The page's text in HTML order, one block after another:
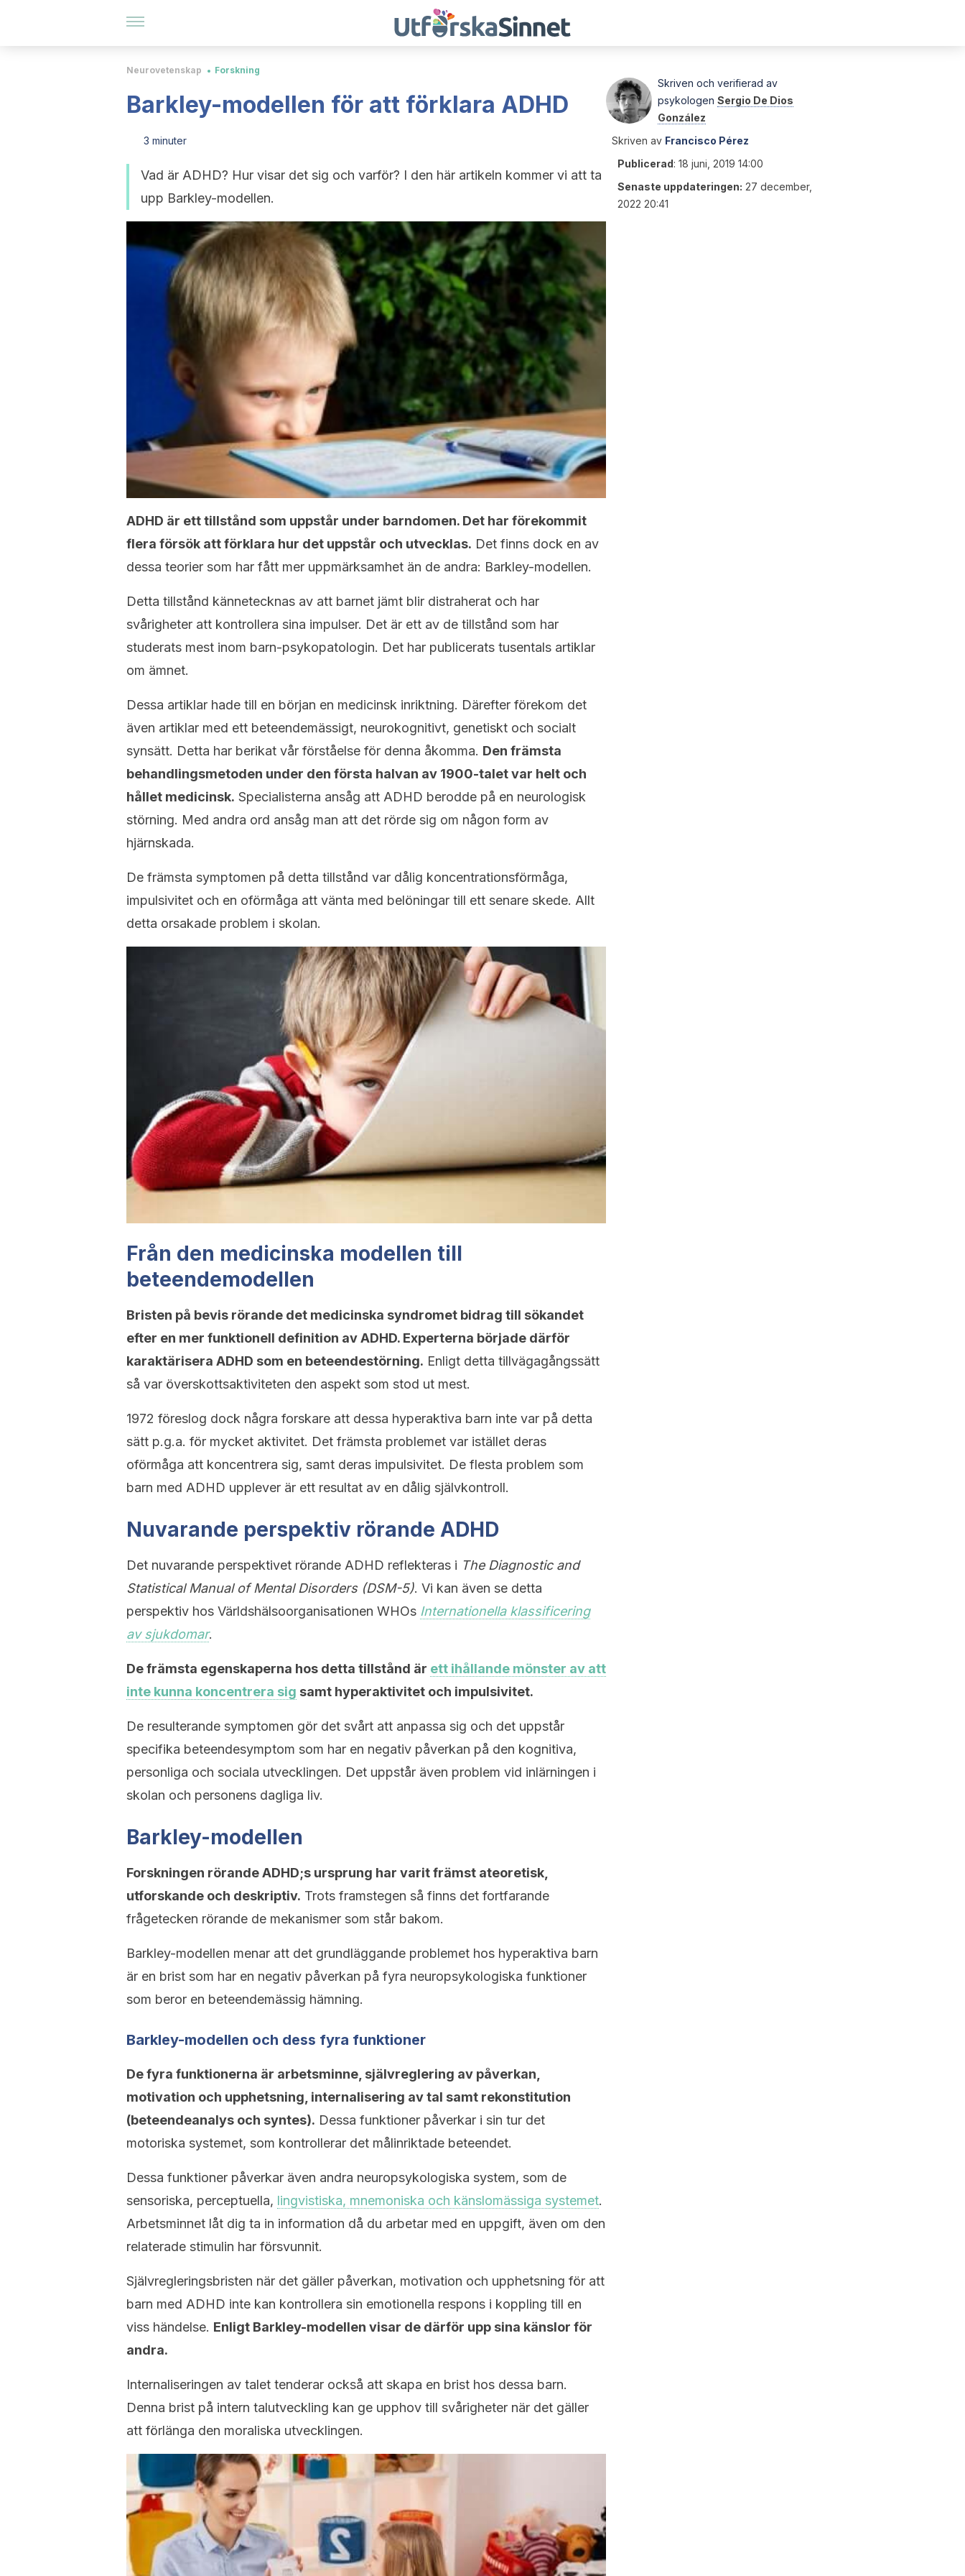
Neurovetenskap Forskning
Barkley-modellen för att förklara ADHD
3 minuter
Vad är ADHD? Hur visar det sig och varför? I den här artikeln kommer vi att ta
upp Barkley-modellen.
ADHD är ett tillstånd som uppstår under barndomen. Det har förekommit
flera försök att förklara hur det uppstår och utvecklas. Det finns dock en av
dessa teorier som har fått mer uppmärksamhet än de andra: Barkley-modellen.
Detta tillstånd kännetecknas av att barnet jämt blir distraherat och har
svårigheter att kontrollera sina impulser. Det är ett av de tillstånd som har
studerats mest inom barn-psykopatologin. Det har publicerats tusentals artiklar
om ämnet.
Dessa artiklar hade till en början en medicinsk inriktning. Därefter förekom det
även artiklar med ett beteendemässigt, neurokognitivt, genetiskt och socialt
synsätt. Detta har berikat vår förståelse för denna åkomma. Den främsta
behandlingsmetoden under den första halvan av 1900-talet var helt och
hållet medicinsk. Specialisterna ansåg att ADHD berodde på en neurologisk
störning. Med andra ord ansåg man att det rörde sig om någon form av
hjärnskada.
De främsta symptomen på detta tillstånd var dålig koncentrationsförmåga,
impulsivitet och en oförmåga att vänta med belöningar till ett senare skede. Allt
detta orsakade problem i skolan.
Från den medicinska modellen till
beteendemodellen
Bristen på bevis rörande det medicinska syndromet bidrag till sökandet
efter en mer funktionell definition av ADHD. Experterna började därför
karaktärisera ADHD som en beteendestörning. Enligt detta tillvägagångssätt
så var överskottsaktiviteten den aspekt som stod ut mest.
1972 föreslog dock några forskare att dessa hyperaktiva barn inte var på detta
sätt p.g.a. för mycket aktivitet. Det främsta problemet var istället deras
oförmåga att koncentrera sig, samt deras impulsivitet. De flesta problem som
barn med ADHD upplever är ett resultat av en dålig självkontroll.
Nuvarande perspektiv rörande ADHD
Det nuvarande perspektivet rörande ADHD reflekteras i The Diagnostic and
Statistical Manual of Mental Disorders (DSM-5). Vi kan även se detta
perspektiv hos Världshälsoorganisationen WHOs Internationella klassificering
av sjukdomar.
De främsta egenskaperna hos detta tillstånd är ett ihållande mönster av att
inte kunna koncentrera sig samt hyperaktivitet och impulsivitet.
De resulterande symptomen gör det svårt att anpassa sig och det uppstår
specifika beteendesymptom som har en negativ påverkan på den kognitiva,
personliga och sociala utvecklingen. Det uppstår även problem vid inlärningen i
skolan och personens dagliga liv.
Barkley-modellen
Forskningen rörande ADHD;s ursprung har varit främst ateoretisk,
utforskande och deskriptiv. Trots framstegen så finns det fortfarande
frågetecken rörande de mekanismer som står bakom.
Barkley-modellen menar att det grundläggande problemet hos hyperaktiva barn
är en brist som har en negativ påverkan på fyra neuropsykologiska funktioner
som beror en beteendemässig hämning.
Barkley-modellen och dess fyra funktioner
De fyra funktionerna är arbetsminne, självreglering av påverkan,
motivation och upphetsning, internalisering av tal samt rekonstitution
(beteendeanalys och syntes). Dessa funktioner påverkar i sin tur det
motoriska systemet, som kontrollerar det målinriktade beteendet.
Dessa funktioner påverkar även andra neuropsykologiska system, som de
sensoriska, perceptuella, lingvistiska, mnemoniska och känslomässiga systemet.
Arbetsminnet låt dig ta in information då du arbetar med en uppgift, även om den
relaterade stimulin har försvunnit.
Självregleringsbristen när det gäller påverkan, motivation och upphetsning för att
barn med ADHD inte kan kontrollera sin emotionella respons i koppling till en
viss händelse. Enligt Barkley-modellen visar de därför upp sina känslor för
andra.
Internaliseringen av talet tenderar också att skapa en brist hos dessa barn.
Denna brist på intern talutveckling kan ge upphov till svårigheter när det gäller
att förlänga den moraliska utvecklingen.
Skriven och verifierad av
psykologen Sergio De Dios
González
Skriven av Francisco Pérez
Publicerad: 18 juni, 2019 14:00
Senaste uppdateringen: 27 december,
2022 20:41